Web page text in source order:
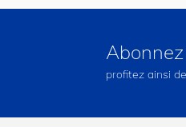
profitez ainsi